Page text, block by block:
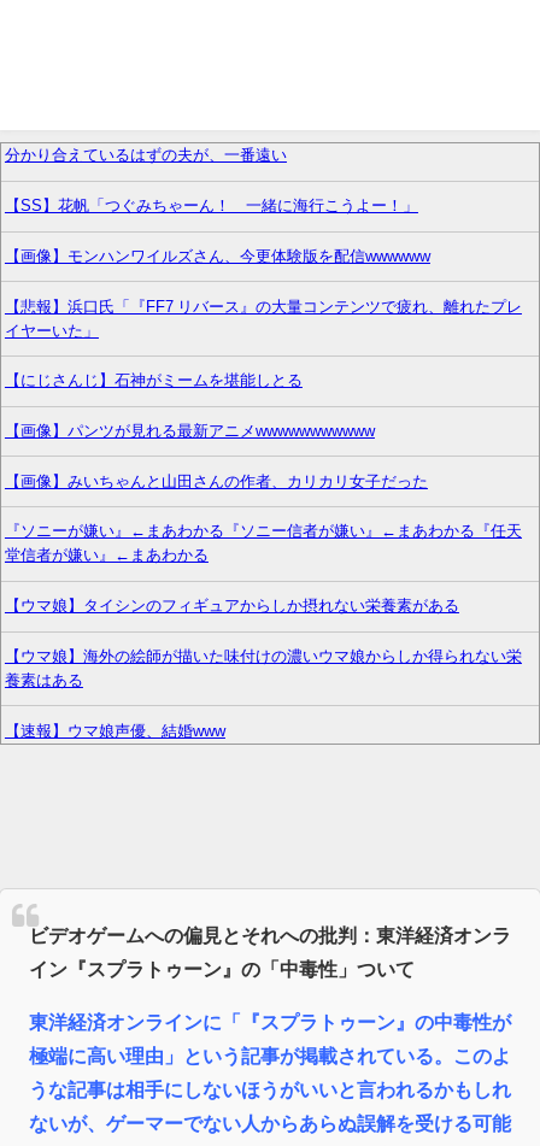
分かり合えているはずの夫が、一番遠い
【SS】花帆「つぐみちゃーん！ 一緒に海行こうよー！」
【画像】モンハンワイルズさん、今更体験版を配信wwwwww
【悲報】浜口氏「『FF7 リバース』の大量コンテンツで疲れ、離れたプレ
イヤーいた」
【にじさんじ】石神がミームを堪能しとる
【画像】パンツが見れる最新アニメwwwwwwwwwww
【画像】みいちゃんと山田さんの作者、カリカリ女子だった
『ソニーが嫌い』←まあわかる『ソニー信者が嫌い』←まあわかる『任天
堂信者が嫌い』←まあわかる
【ウマ娘】タイシンのフィギュアからしか摂れない栄養素がある
【ウマ娘】海外の絵師が描いた味付けの濃いウマ娘からしか得られない栄
養素はある
【速報】ウマ娘声優、結婚www
切るだけで済んで』と言われ、野良妊婦認定までされた話
【艦これ】競泳水着いんのかよ
ビデオゲームへの偏見とそれへの批判：東洋経済オンラ
イン『スプラトゥーン』の「中毒性」ついて
東洋経済オンラインに「『スプラトゥーン』の中毒性が
極端に高い理由」という記事が掲載されている。このよ
うな記事は相手にしないほうがいいと言われるかもしれ
ないが、ゲーマーでない人からあらぬ誤解を受ける可能